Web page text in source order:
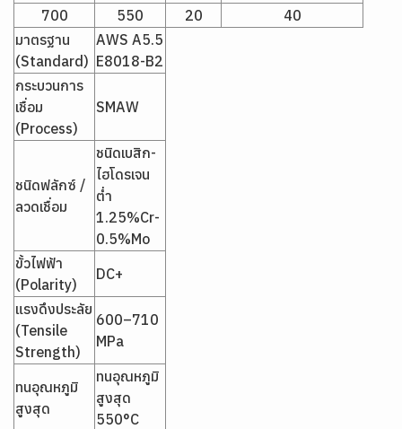
700 550 20
40
มาตรฐาน
(Standard)
AWS A5.5
E8018-B2
กระบวนการ
เชื่อม
(Process)
SMAW
ชนิดฟลักซ์ /
ลวดเชื่อม
ชนิดเบสิก-
ไฮโดรเจน
ต่ำ
1.25%Cr-
0.5%Mo
ขั้วไฟฟ้า
(Polarity)
DC+
แรงดึงประลัย
(Tensile
Strength)
600–710
MPa
ทนอุณหภูมิ
สูงสุด
ทนอุณหภูมิ
สูงสุด
550°C